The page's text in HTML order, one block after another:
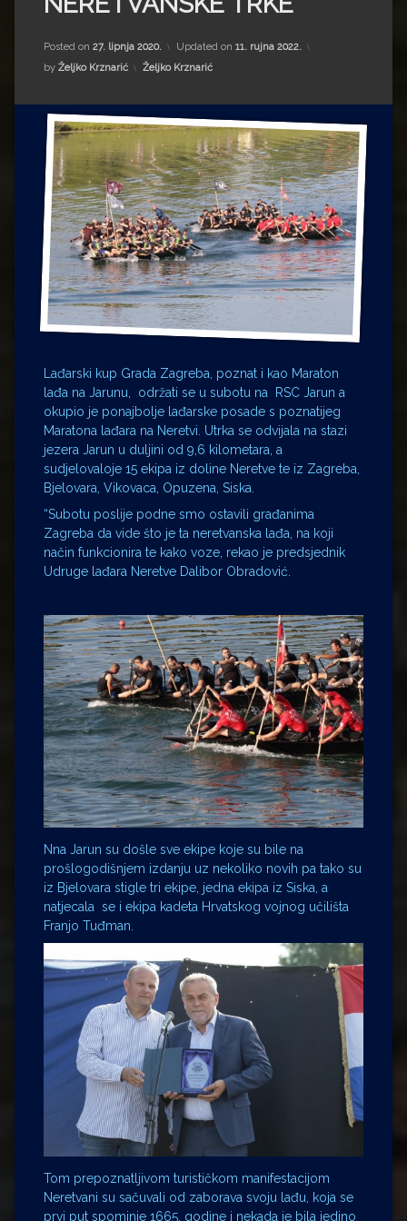
Impressum
Milenko Strižak
Drugi autori
Drugi autori
Ljiljana Lekanić-Kljaić
Željko Krznarić
Mario Lovreković
Miroslav Šantek
Posted on 27. lipnja 2020. Updated on 11. rujna 2022.
by Željko Krznarić Kategorije:
Željko Krznarić
Lađarski kup Grada Zagreba, poznat i kao Maraton
lađa na Jarunu, održati se u subotu na RSC Jarun a
okupio je ponajbolje lađarske posade s poznatijeg
Maratona lađara na Neretvi. Utrka se odvijala na stazi
jezera Jarun u duljini od 9,6 kilometara, a
sudjelovaloje 15 ekipa iz doline Neretve te iz Zagreba,
Bjelovara, Vikovaca, Opuzena, Siska.
“Subotu poslije podne smo ostavili građanima
Zagreba da vide što je ta neretvanska lađa, na koji
način funkcionira te kako voze, rekao je predsjednik
Udruge lađara Neretve Dalibor Obradović.
Nna Jarun su došle sve ekipe koje su bile na
prošlogodišnjem izdanju uz nekoliko novih pa tako su
iz Bjelovara stigle tri ekipe, jedna ekipa iz Siska, a
natjecala se i ekipa kadeta Hrvatskog vojnog učilišta
Franjo Tuđman.
Tom prepoznatljivom turističkom manifestacijom
Neretvani su sačuvali od zaborava svoju lađu, koja se
prvi put spominje 1665. godine i nekada je bila jedino